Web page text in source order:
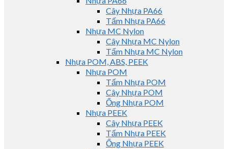
Cây Nhựa PA66
Tấm Nhựa PA66
Nhựa MC Nylon
Cây Nhựa MC Nylon
Tấm Nhựa MC Nylon
Nhựa POM, ABS, PEEK
Nhựa POM
Tấm Nhựa POM
Cây Nhựa POM
Ống Nhựa POM
Nhựa PEEK
Cây Nhựa PEEK
Tấm Nhựa PEEK
Ống Nhựa PEEK